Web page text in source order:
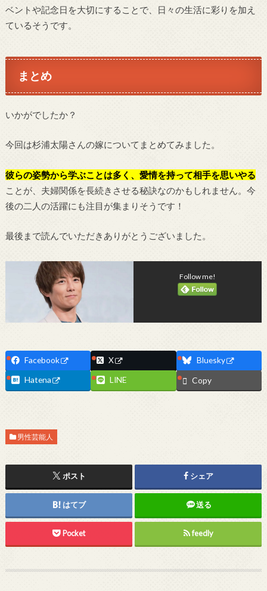
ベントや記念日を大切にすることで、日々の生活に彩りを加え
ているそうです。
まとめ
いかがでしたか？
今回は杉浦太陽さんの嫁についてまとめてみました。
彼らの姿勢から学ぶことは多く、愛情を持って相手を思いやる
ことが、夫婦関係を長続きさせる秘訣なのかもしれません。今
後の二人の活躍にも注目が集まりそうです！
最後まで読んでいただきありがとうございました。
Follow me!
Facebook X
Bluesky
Hatena
LINE Copy
男性芸能人
ポスト シェア
はてブ 送る
Pocket feedly